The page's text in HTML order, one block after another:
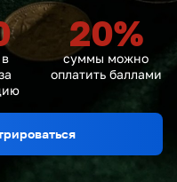
20%
суммы можно
оплатить баллами